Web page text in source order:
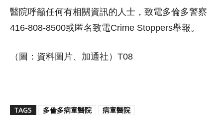
醫院呼籲任何有相關資訊的人士，致電多倫多警察
416-808-8500或匿名致電Crime Stoppers舉報。
（圖：資料圖片、加通社）T08
TAGS 多倫多病童醫院 病童醫院